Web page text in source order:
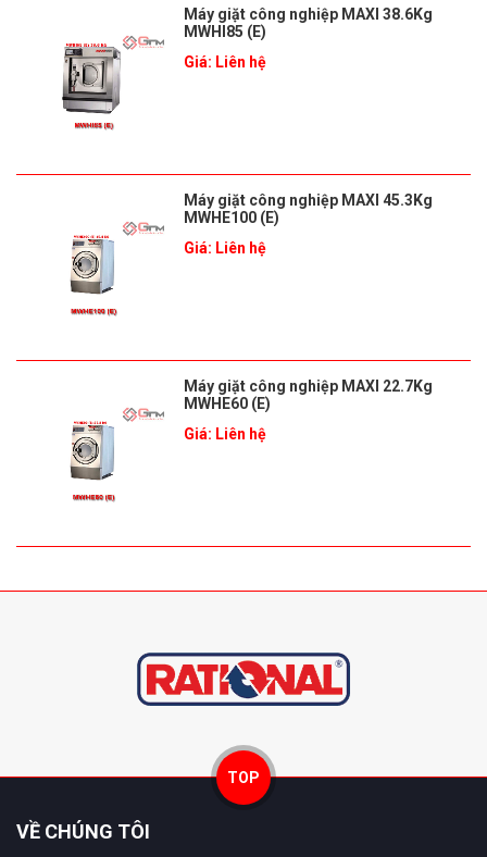
Máy giặt công nghiệp MAXI 38.6Kg
MWHI85 (E)
Giá: Liên hệ
Máy giặt công nghiệp MAXI 45.3Kg
MWHE100 (E)
Giá: Liên hệ
Máy giặt công nghiệp MAXI 22.7Kg
MWHE60 (E)
Giá: Liên hệ
TOP
VỀ CHÚNG TÔI